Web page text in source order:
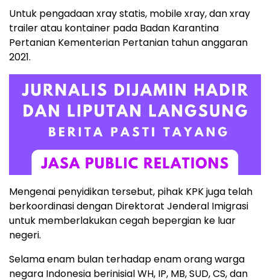
Untuk pengadaan xray statis, mobile xray, dan xray
trailer atau kontainer pada Badan Karantina
Pertanian Kementerian Pertanian tahun anggaran
2021.
Mengenai penyidikan tersebut, pihak KPK juga telah
berkoordinasi dengan Direktorat Jenderal Imigrasi
untuk memberlakukan cegah bepergian ke luar
negeri.
Selama enam bulan terhadap enam orang warga
negara Indonesia berinisial WH, IP, MB, SUD, CS, dan